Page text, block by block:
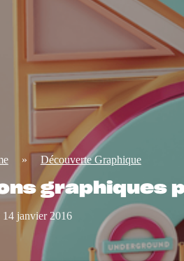
» Découverte Graphique
graphiques
janvier 2016